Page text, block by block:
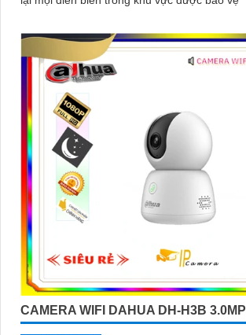
CAMERA WIFI DAHUA DH-H3B 3.0MP